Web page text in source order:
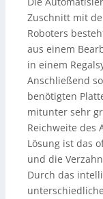
Zuschnitt mit
Roboters
aus einem
in einem
Anschließend
benötigten
mitunter sehr
Reichweite des
Lösung ist das
und die
Durch das